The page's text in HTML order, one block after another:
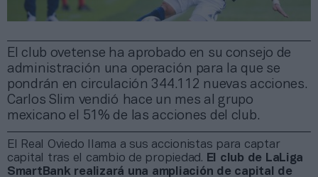
El club ovetense ha aprobado en su consejo de
administración una operación para la que se
pondrán en circulación 344.112 nuevas acciones.
Carlos Slim vendió hace un mes al grupo
mexicano el 51% de las acciones del club.
El Real Oviedo llama a sus accionistas para captar
capital tras el cambio de propiedad. El club de LaLiga
SmartBank realizará una ampliación de capital de